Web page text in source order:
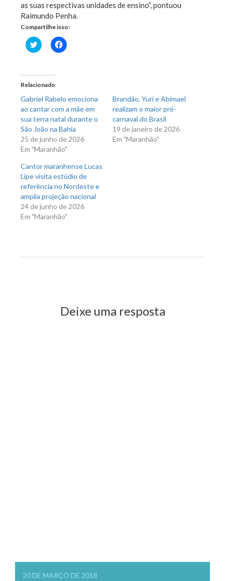
as suas respectivas unidades de ensino”, pontuou
Raimundo Penha.
Compartilhe isso:
Clique
para
em
nova
janela)
Clique
para
Relacionado
Gabriel Rabelo emociona
ao cantar com a mãe em
sua terra natal durante o
São João na Bahia
25 de junho de 2026
Em "Maranhão"
Brandão, Yuri e Abimael
realizam o maior pré-
carnaval do Brasil
19 de janeiro de 2026
Em "Maranhão"
Cantor maranhense Lucas
Lipe visita estúdio de
referência no Nordeste e
amplia projeção nacional
24 de junho de 2026
Em "Maranhão"
Deixe uma resposta
20 DE MARÇO DE 2018